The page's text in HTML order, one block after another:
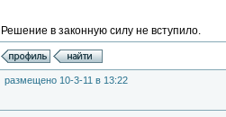
Решение в законную силу не вступило.
размещено 10-3-11 в 13:22